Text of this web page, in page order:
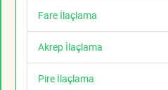
Fare İlaçlama
Akrep İlaçlama
Pire İlaçlama